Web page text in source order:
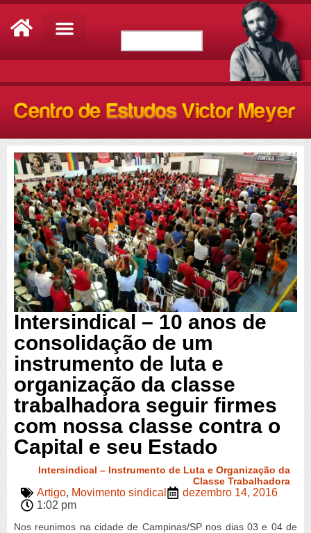
Intersindical – 10 anos de
consolidação de um
instrumento de luta e
organização da classe
trabalhadora seguir firmes
com nossa classe contra o
Capital e seu Estado
Intersindical – Instrumento de Luta e Organização da
Classe Trabalhadora
Artigo, Movimento sindical
dezembro 14, 2016
1:02 pm
Nos reunimos na cidade de Campinas/SP nos dias 03 e 04 de